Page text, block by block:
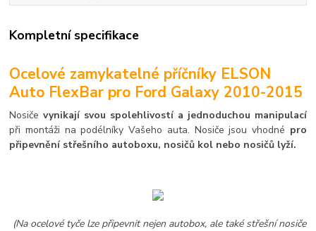
Kompletní specifikace
Ocelové zamykatelné příčníky ELSON
Auto FlexBar pro Ford Galaxy 2010-2015
Nosičevynikají svou spolehlivostí a jednoduchou manipulací
při montáži na podélníky Vašeho auta. Nosiče jsou vhodné pro
připevnění střešního autoboxu, nosičů kol nebo nosičů lyží.
(Na ocelové tyče lze připevnit nejen autobox, ale také střešní nosiče